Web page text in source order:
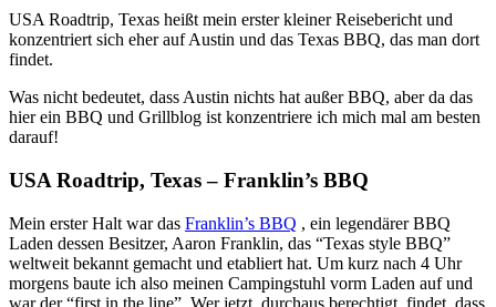
USA Roadtrip, Texas heißt mein erster kleiner Reisebericht und
konzentriert sich eher auf Austin und das Texas BBQ, das man dort
findet.
Was nicht bedeutet, dass Austin nichts hat außer BBQ, aber da das
hier ein BBQ und Grillblog ist konzentriere ich mich mal am besten
darauf!
USA Roadtrip, Texas – Franklin’s BBQ
Mein erster Halt war das Franklin’s BBQ , ein legendärer BBQ
Laden dessen Besitzer, Aaron Franklin, das “Texas style BBQ”
weltweit bekannt gemacht und etabliert hat. Um kurz nach 4 Uhr
morgens baute ich also meinen Campingstuhl vorm Laden auf und
war der “first in the line”. Wer jetzt, durchaus berechtigt, findet, dass